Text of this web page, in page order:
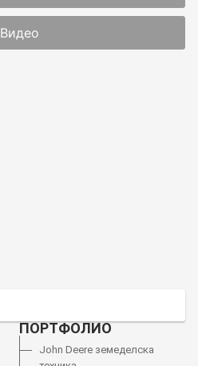
Видео
ПОРТФОЛИО
John Deere земеделска